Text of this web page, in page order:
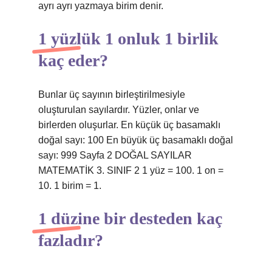
ayrı ayrı yazmaya birim denir.
1 yüzlük 1 onluk 1 birlik
kaç eder?
Bunlar üç sayının birleştirilmesiyle
oluşturulan sayılardır. Yüzler, onlar ve
birlerden oluşurlar. En küçük üç basamaklı
doğal sayı: 100 En büyük üç basamaklı doğal
sayı: 999 Sayfa 2 DOĞAL SAYILAR
MATEMATİK 3. SINIF 2 1 yüz = 100. 1 on =
10. 1 birim = 1.
1 düzine bir desteden kaç
fazladır?